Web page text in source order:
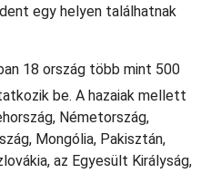
egy helyen találhatnak
18 ország több mint 500
be. A hazaiak mellett
Németország,
Mongólia, Pakisztán,
az Egyesült Királyság,